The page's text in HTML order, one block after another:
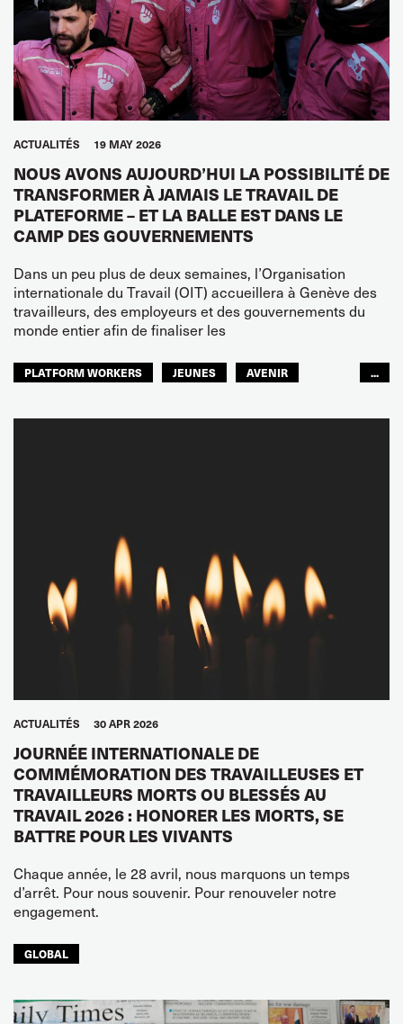
ACTUALITÉS 19 MAY 2026
NOUS AVONS AUJOURD’HUI LA POSSIBILITÉ DE
TRANSFORMER À JAMAIS LE TRAVAIL DE
PLATEFORME – ET LA BALLE EST DANS LE
CAMP DES GOUVERNEMENTS
Dans un peu plus de deux semaines, l’Organisation
internationale du Travail (OIT) accueillera à Genève des
travailleurs, des employeurs et des gouvernements du
monde entier afin de finaliser les
PLATFORM WORKERS JEUNES
AVENIR
...
ACTUALITÉS 30 APR 2026
JOURNÉE INTERNATIONALE DE
COMMÉMORATION DES TRAVAILLEUSES ET
TRAVAILLEURS MORTS OU BLESSÉS AU
TRAVAIL 2026 : HONORER LES MORTS, SE
BATTRE POUR LES VIVANTS
Chaque année, le 28 avril, nous marquons un temps
d’arrêt. Pour nous souvenir. Pour renouveler notre
engagement.
GLOBAL